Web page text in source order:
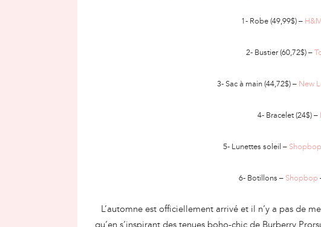
1- Robe (49,99$) –
2- Bustier (60,72$) –
3- Sac à main (44,72$) – New
4- Bracelet (24$) –
5- Lunettes soleil – Shopbop
6- Botillons – Shopbop
L’automne est officiellement arrivé et il n’y a pas de
qu’en s’inspirant des tenues boho-chic de Burberry